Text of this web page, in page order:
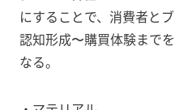
にすることで、消費者と
認知形成〜購買体験まで
なる。